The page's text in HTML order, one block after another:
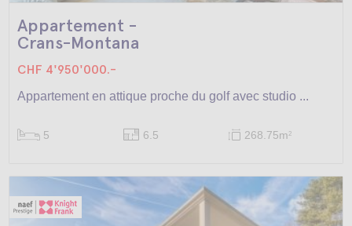
Appartement -
Crans-Montana
CHF 4'950'000.-
Appartement en attique proche du golf avec studio ...
5 6.5 268.75m2